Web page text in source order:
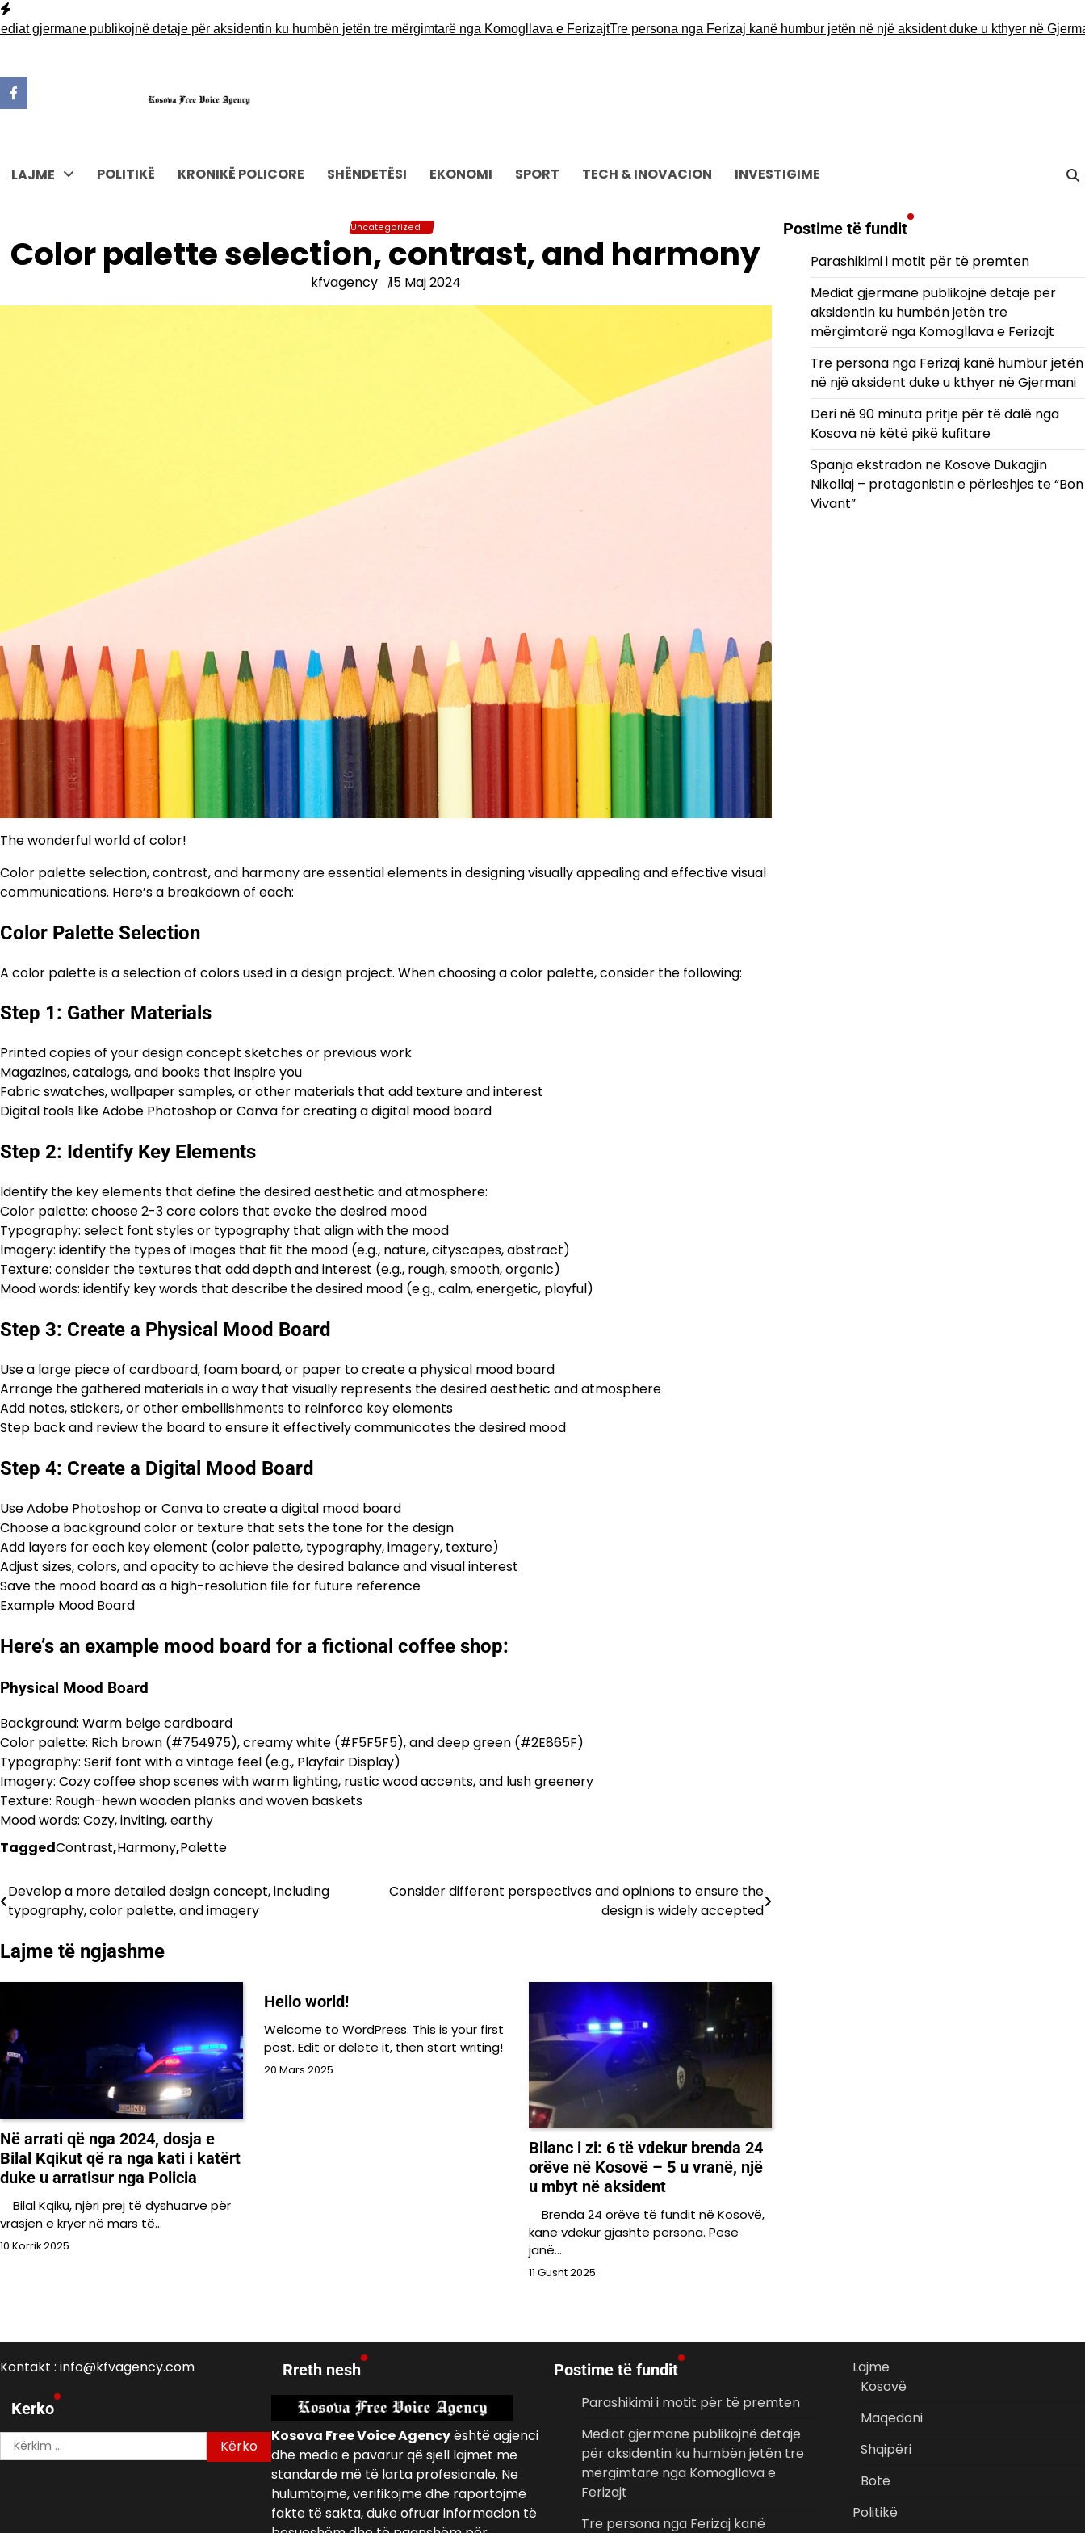
Skip
to
publikojnë detaje për aksidentin ku humbën jetën tre mërgimtarë nga Komogllava e FerizajtTre persona nga Ferizaj kanë humbur jetën në një aksident duke u kthyer në Gjermani
LAJME POLITIKË KRONIKË POLICORE SHËNDETËSI EKONOMI SPORT TECH & INOVACION INVESTIGIME
Uncategorized
Color palette selection, contrast, and harmony
kfvagency 15 Maj 2024
The wonderful world of color!
Color palette selection, contrast, and harmony are essential elements in designing visually appealing and effective visual
communications. Here’s a breakdown of each:
Color Palette Selection
A color palette is a selection of colors used in a design project. When choosing a color palette, consider the following:
Step 1: Gather Materials
Printed copies of your design concept sketches or previous work
Magazines, catalogs, and books that inspire you
Fabric swatches, wallpaper samples, or other materials that add texture and interest
Digital tools like Adobe Photoshop or Canva for creating a digital mood board
Step 2: Identify Key Elements
Identify the key elements that define the desired aesthetic and atmosphere:
Color palette: choose 2-3 core colors that evoke the desired mood
Typography: select font styles or typography that align with the mood
Imagery: identify the types of images that fit the mood (e.g., nature, cityscapes, abstract)
Texture: consider the textures that add depth and interest (e.g., rough, smooth, organic)
Mood words: identify key words that describe the desired mood (e.g., calm, energetic, playful)
Step 3: Create a Physical Mood Board
Use a large piece of cardboard, foam board, or paper to create a physical mood board
Arrange the gathered materials in a way that visually represents the desired aesthetic and atmosphere
Add notes, stickers, or other embellishments to reinforce key elements
Step back and review the board to ensure it effectively communicates the desired mood
Step 4: Create a Digital Mood Board
Use Adobe Photoshop or Canva to create a digital mood board
Choose a background color or texture that sets the tone for the design
Add layers for each key element (color palette, typography, imagery, texture)
Adjust sizes, colors, and opacity to achieve the desired balance and visual interest
Save the mood board as a high-resolution file for future reference
Example Mood Board
Here’s an example mood board for a fictional coffee shop:
Physical Mood Board
Background: Warm beige cardboard
Color palette: Rich brown (#754975), creamy white (#F5F5F5), and deep green (#2E865F)
Typography: Serif font with a vintage feel (e.g., Playfair Display)
Imagery: Cozy coffee shop scenes with warm lighting, rustic wood accents, and lush greenery
Texture: Rough-hewn wooden planks and woven baskets
Mood words: Cozy, inviting, earthy
TaggedContrast,Harmony,Palette
Lëvizje
te
postimet
Develop a more detailed design concept, including
typography, color palette, and imagery
Consider different perspectives and opinions to ensure the
design is widely accepted
Lajme të ngjashme
Në arrati që nga 2024, dosja e
Bilal Kqikut që ra nga kati i katërt
duke u arratisur nga Policia
Bilal Kqiku, njëri prej të dyshuarve për
vrasjen e kryer në mars të…
10 Korrik 2025
Hello world!
Welcome to WordPress. This is your first
post. Edit or delete it, then start writing!
20 Mars 2025
Bilanc i zi: 6 të vdekur brenda 24
orëve në Kosovë – 5 u vranë, një
u mbyt në aksident
Brenda 24 orëve të fundit në Kosovë,
kanë vdekur gjashtë persona. Pesë
janë…
11 Gusht 2025
Postime të fundit
Parashikimi i motit për të premten
Mediat gjermane publikojnë detaje për
aksidentin ku humbën jetën tre
mërgimtarë nga Komogllava e Ferizajt
Tre persona nga Ferizaj kanë humbur jetën
në një aksident duke u kthyer në Gjermani
Deri në 90 minuta pritje për të dalë nga
Kosova në këtë pikë kufitare
Spanja ekstradon në Kosovë Dukagjin
Nikollaj – protagonistin e përleshjes te “Bon
Vivant”
Kontakt : info@kfvagency.com
Kerko
Kërko
për:
Rreth nesh
Kosova Free Voice Agencyështë agjenci
dhe media e pavarur që sjell lajmet me
standarde më të larta profesionale. Ne
hulumtojmë, verifikojmë dhe raportojmë
fakte të sakta, duke ofruar informacion të
Postime të fundit
Parashikimi i motit për të premten
Mediat gjermane publikojnë detaje
për aksidentin ku humbën jetën tre
mërgimtarë nga Komogllava e
Ferizajt
Tre persona nga Ferizaj kanë
Lajme
Kosovë
Maqedoni
Shqipëri
Botë
Politikë